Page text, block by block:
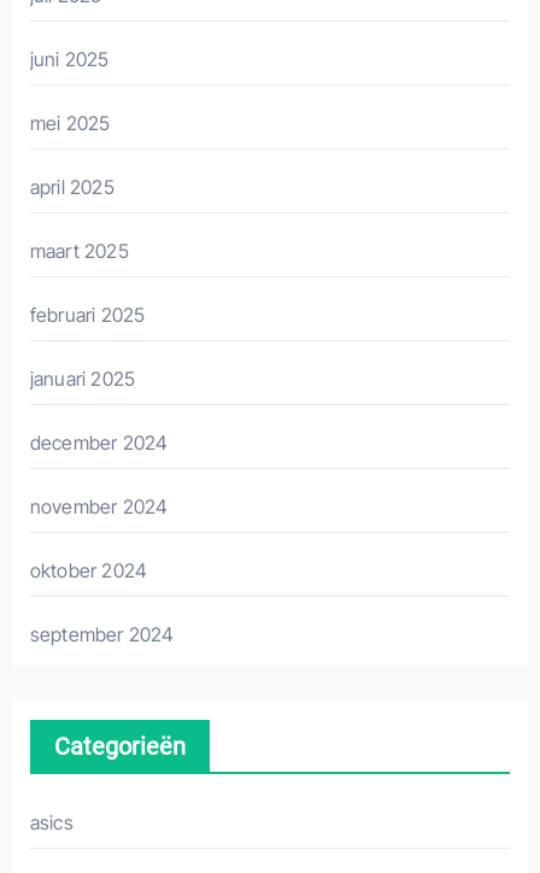
juni 2025
mei 2025
april 2025
maart 2025
februari 2025
januari 2025
december 2024
november 2024
oktober 2024
september 2024
Categorieën
asics